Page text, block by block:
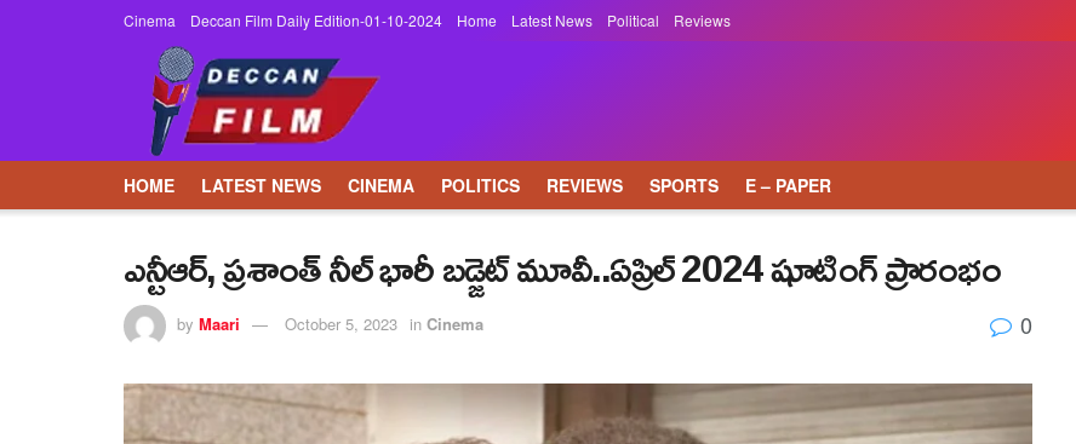
Cinema Deccan Film Daily Edition-01-10-2024 Home Latest News Political Reviews
HOME LATEST NEWS CINEMA POLITICS REVIEWS SPORTS E – PAPER
ఎన్టీఆర్‌, ప్ర‌శాంత్ నీల్ భారీ బ‌డ్జెట్ మూవీ..ఏప్రిల్ 2024 షూటింగ్ ప్రారంభం
by Maari October 5, 2023 in Cinema 0